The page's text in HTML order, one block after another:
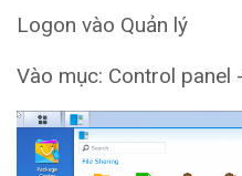
Logon vào Quản lý
Vào mục: Control panel